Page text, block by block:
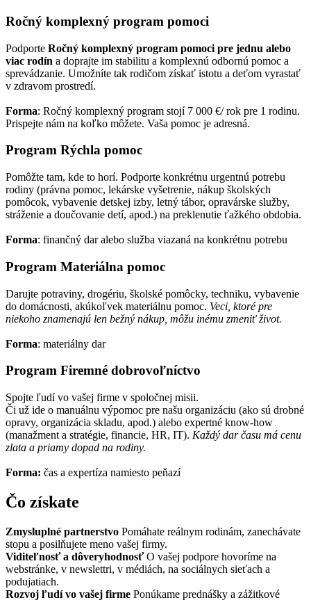
Ročný komplexný program pomoci
Podporte Ročný komplexný program pomoci pre jednu alebo
viac rodín a doprajte im stabilitu a komplexnú odbornú pomoc a
sprevádzanie. Umožníte tak rodičom získať istotu a deťom vyrastať
v zdravom prostredí.
Forma: Ročný komplexný program stojí 7 000 €/ rok pre 1 rodinu.
Prispejte nám na koľko môžete. Vaša pomoc je adresná.
Program Rýchla pomoc
Pomôžte tam, kde to horí. Podporte konkrétnu urgentnú potrebu
rodiny (právna pomoc, lekárske vyšetrenie, nákup školských
pomôcok, vybavenie detskej izby, letný tábor, opravárske služby,
stráženie a doučovanie detí, apod.) na preklenutie ťažkého obdobia.
Forma: finančný dar alebo služba viazaná na konkrétnu potrebu
Program Materiálna pomoc
Darujte potraviny, drogériu, školské pomôcky, techniku, vybavenie
do domácnosti, akúkoľvek materiálnu pomoc. Veci, ktoré pre
niekoho znamenajú len bežný nákup, môžu inému zmeniť život.
Forma: materiálny dar
Program Firemné dobrovoľníctvo
Spojte ľudí vo vašej firme v spoločnej misii.
Či už ide o manuálnu výpomoc pre našu organizáciu (ako sú drobné
opravy, organizácia skladu, apod.) alebo expertné know-how
(manažment a stratégie, financie, HR, IT). Každý dar času má cenu
zlata a priamy dopad na rodiny.
Forma: čas a expertíza namiesto peňazí
Čo získate
Zmysluplné partnerstvo Pomáhate reálnym rodinám, zanechávate
stopu a posilňujete meno vašej firmy.
Viditeľnosť a dôveryhodnosťO vašej podpore hovoríme na
webstránke, v newslettri, v médiách, na sociálnych sieťach a
podujatiach.
Rozvoj ľudí vo vašej firme Ponúkame prednášky a zážitkové